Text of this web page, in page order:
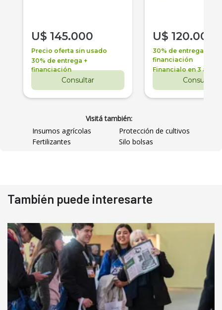
U$ 145.000
Precio oferta sin usado
30% de entrega +
financiación
Consultar
U$ 120.000
30% de entrega +
financiación
Financialo en 3 años
Consultar
Visitá también:
Insumos agrícolas
Protección de cultivos
Fertilizantes
Silo bolsas
También puede interesarte